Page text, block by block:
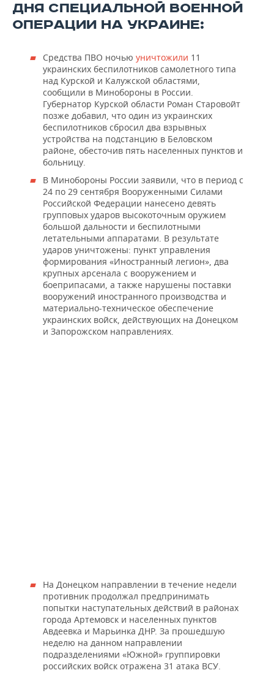
ДНЯ СПЕЦИАЛЬНОЙ ВОЕННОЙ
ОПЕРАЦИИ НА УКРАИНЕ:
Средства ПВО ночью уничтожили 11
украинских беспилотников самолетного типа
над Курской и Калужской областями,
сообщили в Минобороны в России.
Губернатор Курской области Роман Старовойт
позже добавил, что один из украинских
беспилотников сбросил два взрывных
устройства на подстанцию в Беловском
районе, обесточив пять населенных пунктов и
больницу.
В Минобороны России заявили, что в период с
24 по 29 сентября Вооруженными Силами
Российской Федерации нанесено девять
групповых ударов высокоточным оружием
большой дальности и беспилотными
летательными аппаратами. В результате
ударов уничтожены: пункт управления
формирования «Иностранный легион», два
крупных арсенала с вооружением и
боеприпасами, а также нарушены поставки
вооружений иностранного производства и
материально-техническое обеспечение
украинских войск, действующих на Донецком
и Запорожском направлениях.
На Донецком направлении в течение недели
противник продолжал предпринимать
попытки наступательных действий в районах
города Артемовск и населенных пунктов
Авдеевка и Марьинка ДНР. За прошедшую
неделю на данном направлении
подразделениями «Южной» группировки
российских войск отражена 31 атака ВСУ.